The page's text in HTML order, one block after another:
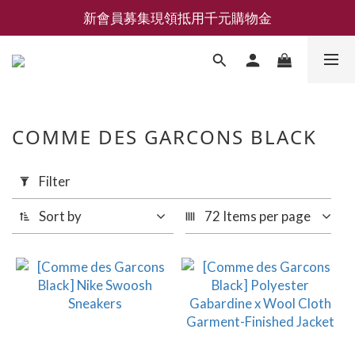
新會員募集現領抵用千元購物金
新會員募集現領抵用千元購物金
LEMAIRE 經典可頌包 NEW ARRIVAL
Filter
(0/20)
Comme
COMME DES GARCONS BLACK
Filter
Sort by 72 Items per page